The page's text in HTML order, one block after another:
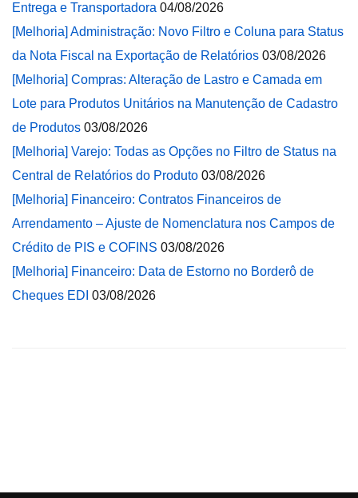
Entrega e Transportadora 04/08/2026
[Melhoria] Administração: Novo Filtro e Coluna para Status
da Nota Fiscal na Exportação de Relatórios 03/08/2026
[Melhoria] Compras: Alteração de Lastro e Camada em
Lote para Produtos Unitários na Manutenção de Cadastro
de Produtos 03/08/2026
[Melhoria] Varejo: Todas as Opções no Filtro de Status na
Central de Relatórios do Produto 03/08/2026
[Melhoria] Financeiro: Contratos Financeiros de
Arrendamento – Ajuste de Nomenclatura nos Campos de
Crédito de PIS e COFINS 03/08/2026
[Melhoria] Financeiro: Data de Estorno no Borderô de
Cheques EDI 03/08/2026